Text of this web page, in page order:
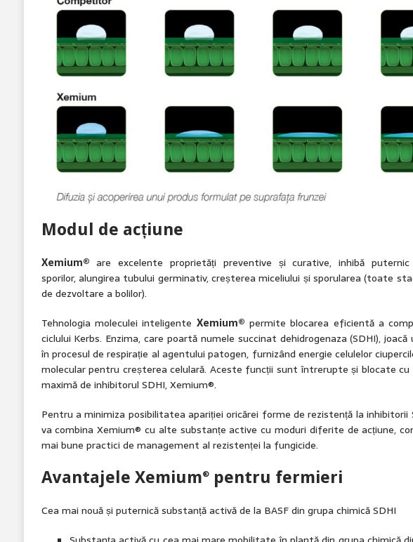
Modul de acțiune
Xemium® are excelente proprietăți preventive și curative, inhibă puternic
sporilor, alungirea tubului germinativ, creșterea miceliului și sporularea (toate
de dezvoltare a bolilor).
Tehnologia moleculei inteligente Xemium® permite blocarea eficientă a
ciclului Kerbs. Enzima, care poartă numele succinat dehidrogenaza (SDHI), joacă
în procesul de respirație al agentului patogen, furnizând energie celulelor
molecular pentru creșterea celulară. Aceste funcții sunt întrerupte și blocate
maximă de inhibitorul SDHI, Xemium®.
Pentru a minimiza posibilitatea apariției oricărei forme de rezistență la inhibitorii
va combina Xemium® cu alte substanțe active cu moduri diferite de acțiune,
mai bune practici de management al rezistenței la fungicide.
Avantajele Xemium®pentru fermieri
Cea mai nouă și puternică substanță activă de la BASF din grupa chimică SDHI